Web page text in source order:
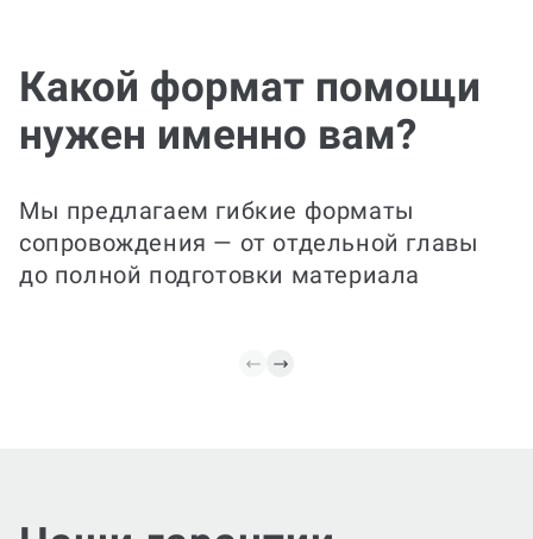
Какой формат помощи
нужен именно вам?
Мы предлагаем гибкие форматы
сопровождения — от отдельной главы
до полной подготовки материала
Все под контролем
полностью подготовим заказ, оформим
и проконтролируем соответствие
требованиям. Спокойствие и готовый
результат — в одном пакете.